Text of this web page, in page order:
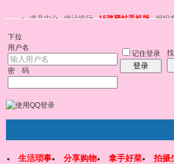
道具中心 统计排行 15路驿站手机版 编织
下拉
用户名
密 码
记住登录
登录
生活琐事 分享购物 拿手好菜 拍摄